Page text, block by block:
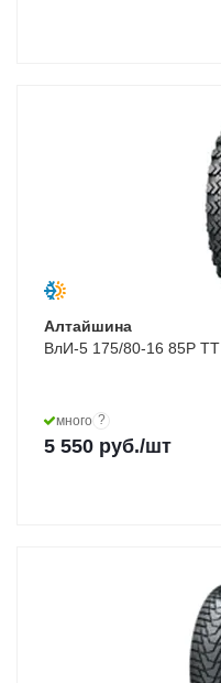
Алтайшина
ВлИ-5 175/80-16 85P TT
много ?
5 550 руб./шт